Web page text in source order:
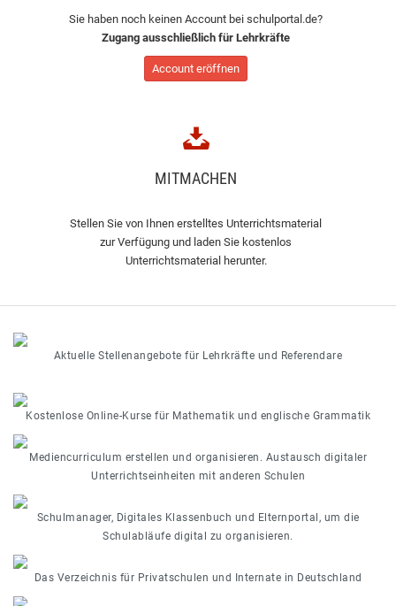
Sie haben noch keinen Account bei schulportal.de?
Zugang ausschließlich für Lehrkräfte
Account eröffnen
MITMACHEN
Stellen Sie von Ihnen erstelltes Unterrichtsmaterial
zur Verfügung und laden Sie kostenlos
Unterrichtsmaterial herunter.
Aktuelle Stellenangebote für Lehrkräfte und Referendare
Kostenlose Online-Kurse für Mathematik und englische Grammatik
Mediencurriculum erstellen und organisieren. Austausch digitaler
Unterrichtseinheiten mit anderen Schulen
Schulmanager, Digitales Klassenbuch und Elternportal, um die
Schulabläufe digital zu organisieren.
Das Verzeichnis für Privatschulen und Internate in Deutschland